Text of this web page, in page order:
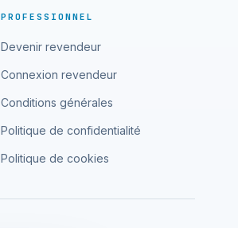
PROFESSIONNEL
Devenir revendeur
Connexion revendeur
Conditions générales
Politique de confidentialité
Politique de cookies